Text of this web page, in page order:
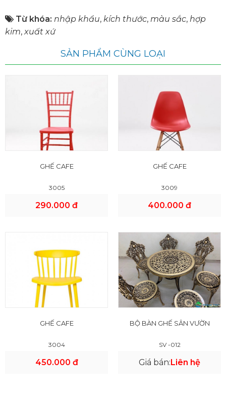
Từ khóa: nhập khẩu, kích thước, màu sắc, hợp
kim, xuất xứ
SẢN PHẨM CÙNG LOẠI
GHẾ CAFE
3005
290.000 đ
GHẾ CAFE
3009
400.000 đ
GHẾ CAFE
3004
450.000 đ
BỘ BÀN GHẾ SÂN VƯỜN
SV -012
Giá bán:Liên hệ